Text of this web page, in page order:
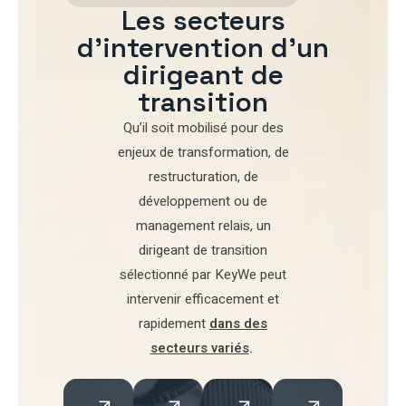
Les secteurs
d'intervention d'un
dirigeant de
transition
Qu’il soit mobilisé pourdes
enjeux de transformation, de
restructuration, de
développementou de
management relais, un
dirigeant de transition
sélectionné par KeyWe peut
intervenir efficacement et
rapidement dans des
secteurs variés.